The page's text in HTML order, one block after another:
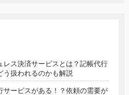
レス決済サービスとは？記帳代行
う扱われるのかも解説
サービスがある！？依頼の需要が